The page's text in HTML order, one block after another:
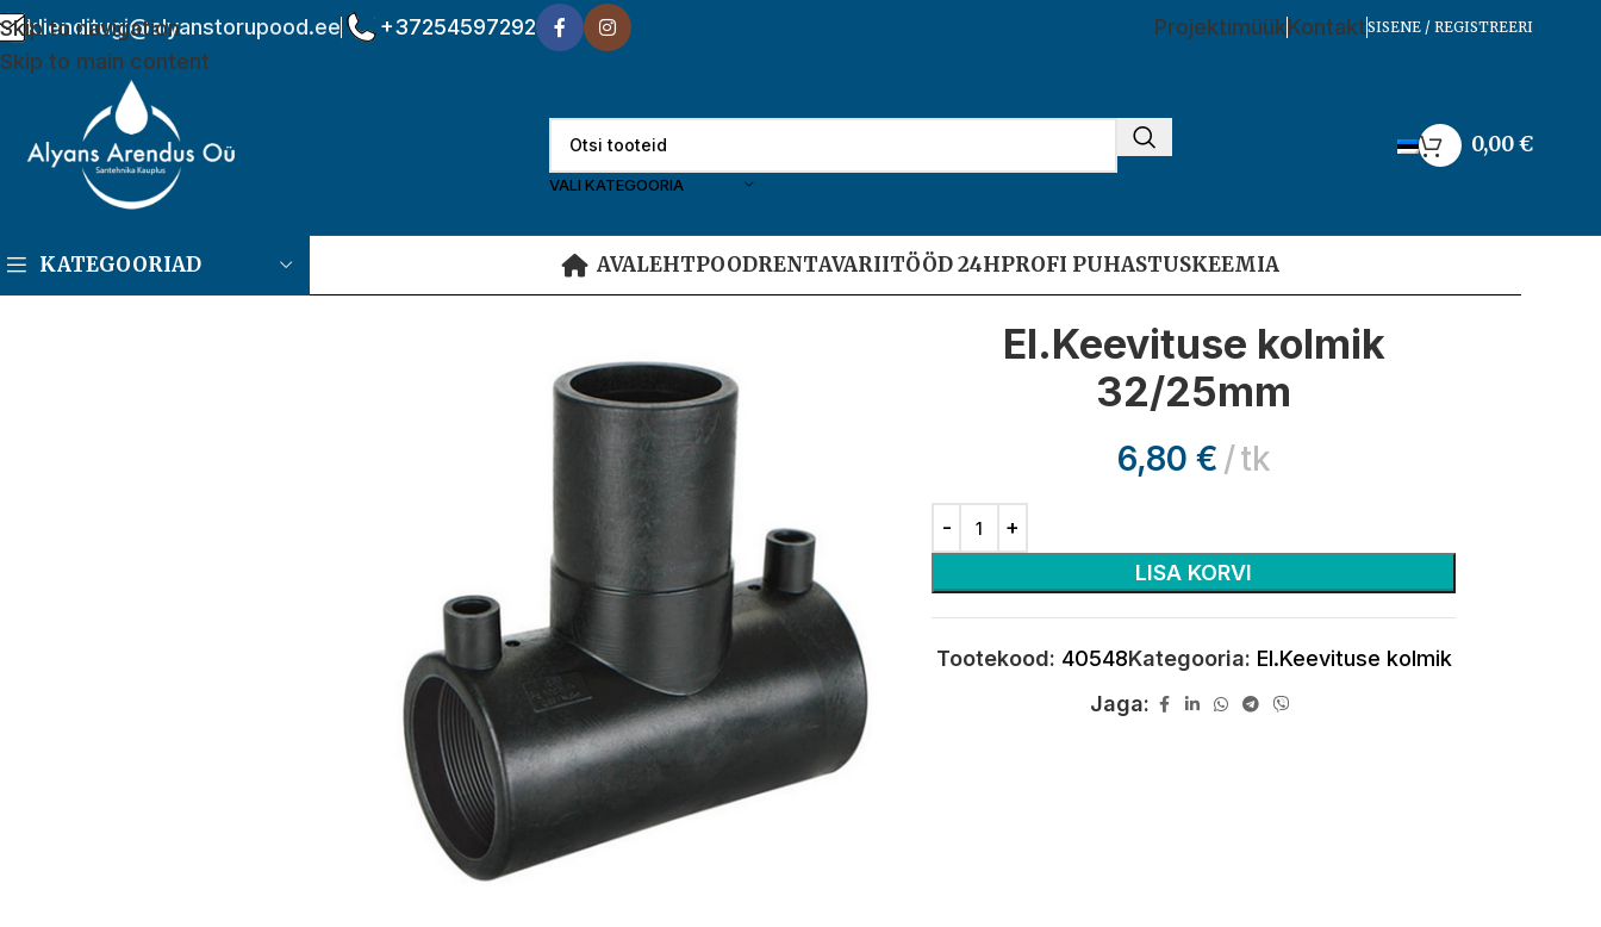
Skip to navigation
Skip to main content
klienditugi@alyanstorupood.ee +37254597292 ProjektimüükKontaktSISENE / REGISTREERI
VALI KATEGOORIA
0,00€
KATEGOORIAD AVALEHTPOODRENTAVARIITÖÖD 24HPROFI PUHASTUSKEEMIA
El.Keevituse kolmik
32/25mm
6,80 € tk
LISA KORVI
Tootekood: 40548Kategooria: El.Keevituse kolmik
Jaga: